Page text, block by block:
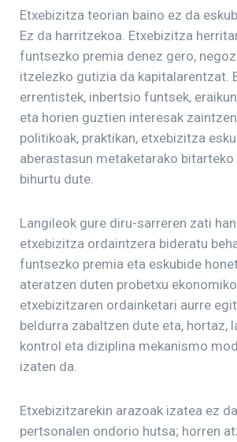
Etxebizitza teorian baino ez da
Ez da harritzekoa. Etxebizitza
funtsezko premia denez gero,
itzelezko gutizia da kapitalarentzat.
errentistek, inbertsio funtsek,
eta horien guztien interesak
politikoak, praktikan, etxebizitza
aberastasun metaketarako bitarteko
bihurtu dute.
Langileok gure diru-sarreren zati
etxebizitza ordaintzera bideratu
funtsezko premia eta eskubide
ateratzen duten probetxu
etxebizitzaren ordainketari aurre
beldurra zabaltzen dute eta, hortaz,
kontrol eta diziplina mekanismo
izaten da.
Etxebizitzarekin arazoak izatea ez
pertsonalen ondorio hutsa; horren